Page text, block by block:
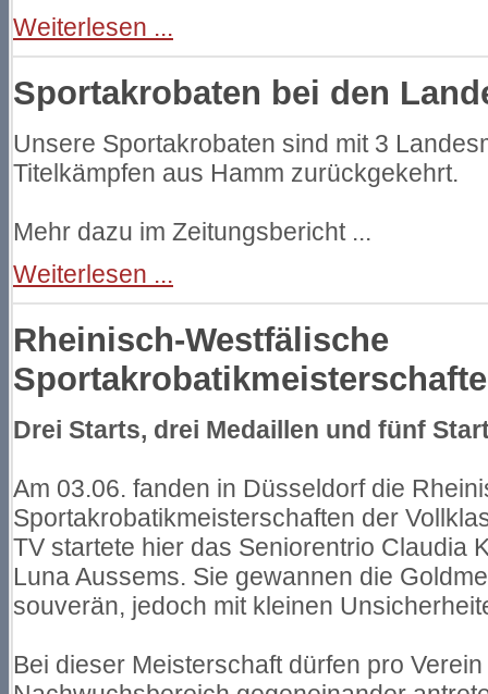
Weiterlesen ...
Sportakrobaten bei den
Unsere Sportakrobaten sind mit 3
Titelkämpfen aus Hamm zurückgekehrt.
Mehr dazu im Zeitungsbericht ...
Weiterlesen ...
Rheinisch-Westfälische
Drei Starts, drei Medaillen und fünf
Am 03.06. fanden in Düsseldorf die
Sportakrobatikmeisterschaften der
TV startete hier das Seniorentrio Claudia
Luna Aussems. Sie gewannen die
souverän, jedoch mit kleinen
Bei dieser Meisterschaft dürfen pro